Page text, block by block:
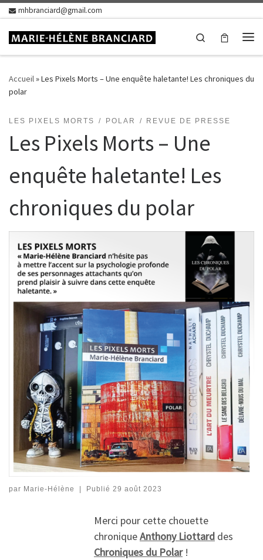
Skip to content
mhbranciard@gmail.com
Search
Accueil»Les Pixels Morts – Une enquête haletante! Les chroniques du
polar
LES PIXELS MORTS POLAR REVUE DE PRESSE
Les Pixels Morts – Une
enquête haletante! Les
chroniques du polar
par Marie-Hélène Publié 29 août 2023
Merci pour cette chouette
chroniqueAnthony Liottarddes
Chroniques du Polar!